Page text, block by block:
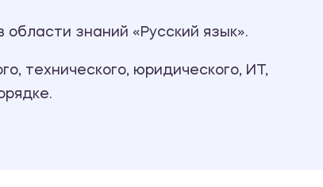
Дневник по практике
знаний «Русский язык».
технического, юридического, ИТ,